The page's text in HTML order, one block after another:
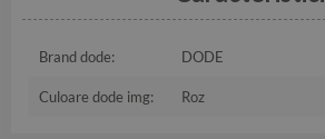
Brand dode: DODE
Culoare dode img: Roz